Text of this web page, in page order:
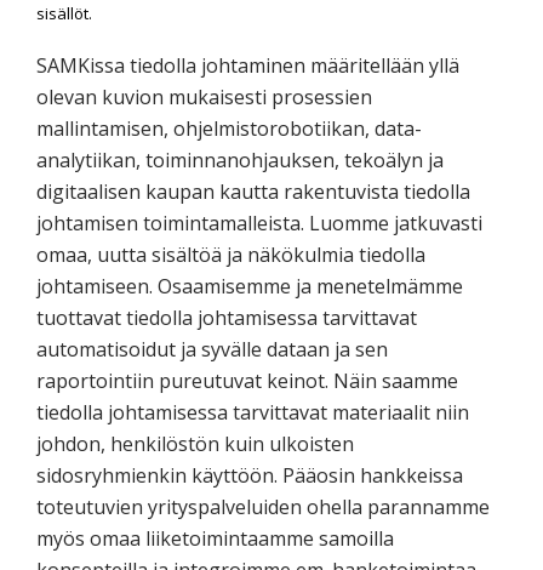
sisällöt.
SAMKissa tiedolla johtaminen määritellään yllä
olevan kuvion mukaisesti prosessien
mallintamisen, ohjelmistorobotiikan, data-
analytiikan, toiminnanohjauksen, tekoälyn ja
digitaalisen kaupan kautta rakentuvista tiedolla
johtamisen toimintamalleista. Luomme jatkuvasti
omaa, uutta sisältöä ja näkökulmia tiedolla
johtamiseen. Osaamisemme ja menetelmämme
tuottavat tiedolla johtamisessa tarvittavat
automatisoidut ja syvälle dataan ja sen
raportointiin pureutuvat keinot. Näin saamme
tiedolla johtamisessa tarvittavat materiaalit niin
johdon, henkilöstön kuin ulkoisten
sidosryhmienkin käyttöön. Pääosin hankkeissa
toteutuvien yrityspalveluiden ohella parannamme
myös omaa liiketoimintaamme samoilla